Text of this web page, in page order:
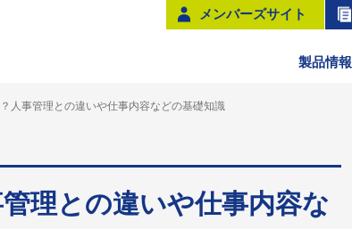
メンバーズサイト
製品情報
人事管理との違いや仕事内容などの基礎知識
理との違いや仕事内容な